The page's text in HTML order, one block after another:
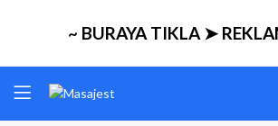
~ BURAYA TIKLA ➤